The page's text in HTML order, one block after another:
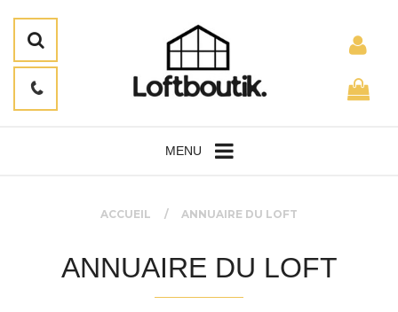
MENU
ACCUEIL ANNUAIRE DU LOFT
ANNUAIRE DU LOFT